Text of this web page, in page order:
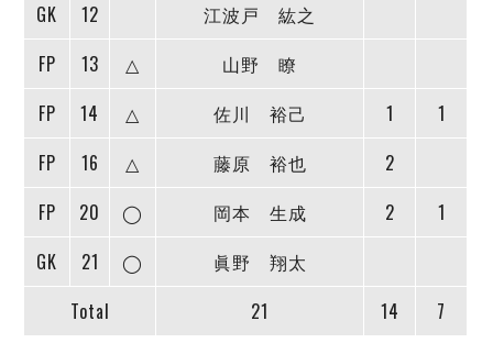
GK
12
江波戸 紘之
FP
13 △
山野 瞭
FP
14 △ 佐川 裕己 1
1
FP
16 △ 藤原 裕也
2
FP
20 ◯ 岡本 生成 2
1
GK
21 ◯
眞野 翔太
Total
21 14 7